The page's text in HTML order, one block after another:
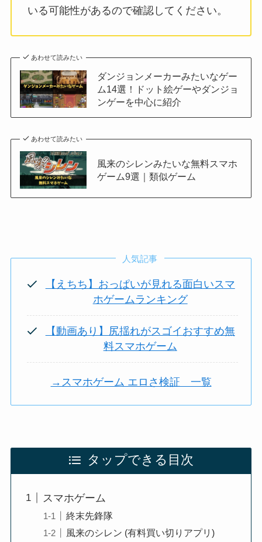
いる可能性があるので確認してください。
あわせて読みたい
ダンジョンメーカーみたいなゲー
ム14選！ドット絵ゲーやダンジョ
ンゲーを中心に紹介
あわせて読みたい
風来のシレンみたいな無料スマホ
ゲーム9選｜類似ゲーム
人気記事
【えちち】おっぱいが見れる面白いスマ
ホゲームランキング
【動画あり】尻揺れがスゴイおすすめ無
料スマホゲーム
→スマホゲーム エロさ検証 一覧
タップできる目次
スマホゲーム
終末先鋒隊
風来のシレン (有料買い切りアプリ)